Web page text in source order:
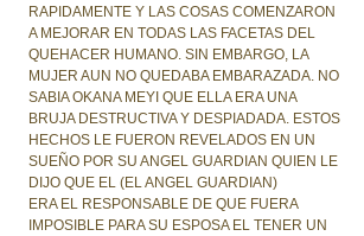
RAPIDAMENTE Y LAS COSAS COMENZARON
A MEJORAR EN TODAS LAS FACETAS DEL
QUEHACER HUMANO. SIN EMBARGO, LA
MUJER AUN NO QUEDABA EMBARAZADA. NO
SABIA OKANA MEYI QUE ELLA ERA UNA
BRUJA DESTRUCTIVA Y DESPIADADA. ESTOS
HECHOS LE FUERON REVELADOS EN UN
SUEÑO POR SU ANGEL GUARDIAN QUIEN LE
DIJO QUE EL (EL ANGEL GUARDIAN)
ERA EL RESPONSABLE DE QUE FUERA
IMPOSIBLE PARA SU ESPOSA EL TENER UN